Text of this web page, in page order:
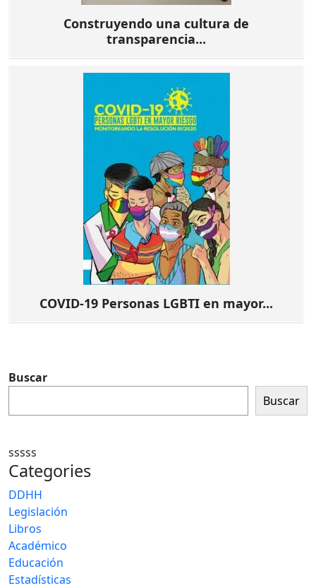
Construyendo una cultura de
transparencia...
COVID-19 Personas LGBTI en mayor...
Buscar
Buscar
sssss
Categories
DDHH
Legislación
Libros
Académico
Educación
Estadísticas